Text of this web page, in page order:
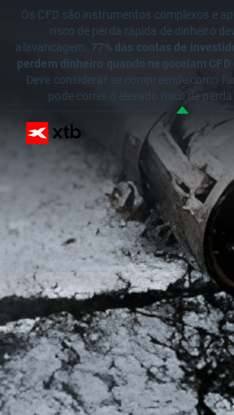
Os CFD são instrumentos complexos e
risco de perda rápida de dinheiro
alavancagem. 77% das contas de
perdem dinheiro quando negoceiam
Deve considerar se compreende como
pode correr o elevado risco de